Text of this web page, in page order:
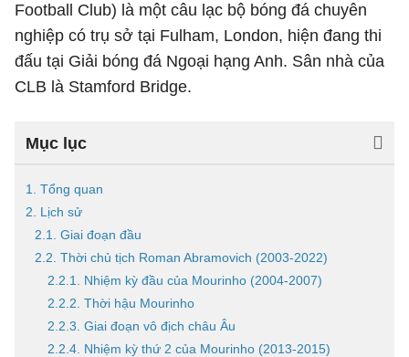
Football Club) là một câu lạc bộ bóng đá chuyên
nghiệp có trụ sở tại Fulham, London, hiện đang thi
đấu tại Giải bóng đá Ngoại hạng Anh. Sân nhà của
CLB là Stamford Bridge.
Mục lục
1. Tổng quan
2. Lịch sử
2.1. Giai đoạn đầu
2.2. Thời chủ tịch Roman Abramovich (2003-2022)
2.2.1. Nhiệm kỳ đầu của Mourinho (2004-2007)
2.2.2. Thời hậu Mourinho
2.2.3. Giai đoạn vô địch châu Âu
2.2.4. Nhiệm kỳ thứ 2 của Mourinho (2013-2015)